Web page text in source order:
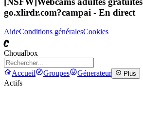
go.xlirdr.com?campai - En direct
AideConditions généralesCookies
C
Choualbox
Accueil Groupes Génerateur Plus
Actifs